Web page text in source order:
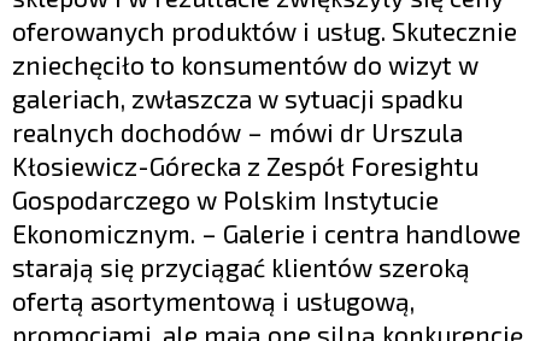
oferowanych produktów i usług. Skutecznie
zniechęciło to konsumentów do wizyt w
galeriach, zwłaszcza w sytuacji spadku
realnych dochodów – mówi dr Urszula
Kłosiewicz-Górecka z Zespół Foresightu
Gospodarczego w Polskim Instytucie
Ekonomicznym. – Galerie i centra handlowe
starają się przyciągać klientów szeroką
ofertą asortymentową i usługową,
promocjami, ale mają one silną konkurencję